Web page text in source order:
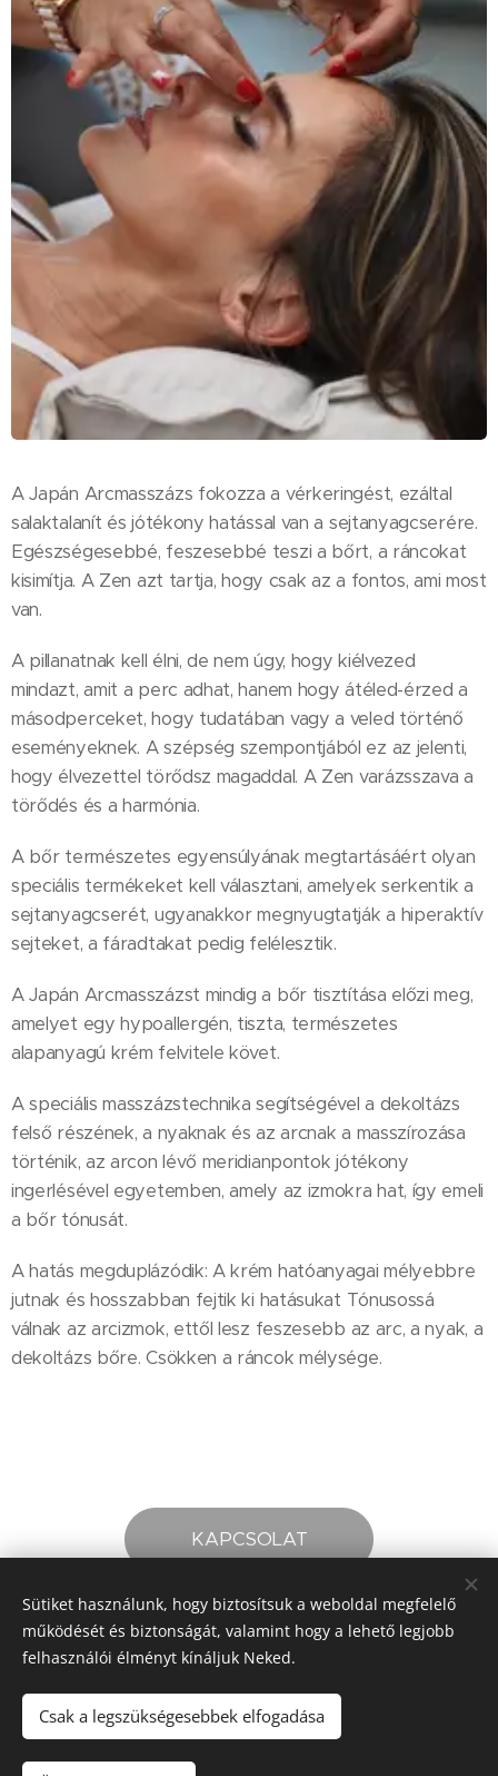
A Japán Arcmasszázs fokozza a vérkeringést, ezáltal
salaktalanít és jótékony hatással van a sejtanyagcserére.
Egészségesebbé, feszesebbé teszi a bőrt, a ráncokat
kisimítja. A Zen azt tartja, hogy csak az a fontos, ami most
van.
A pillanatnak kell élni, de nem úgy, hogy kiélvezed
mindazt, amit a perc adhat, hanem hogy átéled-érzed a
másodperceket, hogy tudatában vagy a veled történő
eseményeknek. A szépség szempontjából ez az jelenti,
hogy élvezettel törődsz magaddal. A Zen varázsszava a
törődés és a harmónia.
A bőr természetes egyensúlyának megtartásáért olyan
speciális termékeket kell választani, amelyek serkentik a
sejtanyagcserét, ugyanakkor megnyugtatják a hiperaktív
sejteket, a fáradtakat pedig felélesztik.
A Japán Arcmasszázst mindig a bőr tisztítása előzi meg,
amelyet egy hypoallergén, tiszta, természetes
alapanyagú krém felvitele követ.
A speciális masszázstechnika segítségével a dekoltázs
felső részének, a nyaknak és az arcnak a masszírozása
történik, az arcon lévő meridianpontok jótékony
ingerlésével egyetemben, amely az izmokra hat, így emeli
a bőr tónusát.
A hatás megduplázódik: A krém hatóanyagai mélyebbre
jutnak és hosszabban fejtik ki hatásukat Tónusossá
válnak az arcizmok, ettől lesz feszesebb az arc, a nyak, a
dekoltázs bőre. Csökken a ráncok mélysége.
KAPCSOLAT
Share
© 2022 SZÁZXSZÉP KOZMETIKA.
2213 Monorierdő, Gagarin u. 7.
Sütiket használunk, hogy biztosítsuk a weboldal megfelelő
működését és biztonságát, valamint hogy a lehető legjobb
felhasználói élményt kínáljuk Neked.
Csak a legszükségesebbek elfogadása